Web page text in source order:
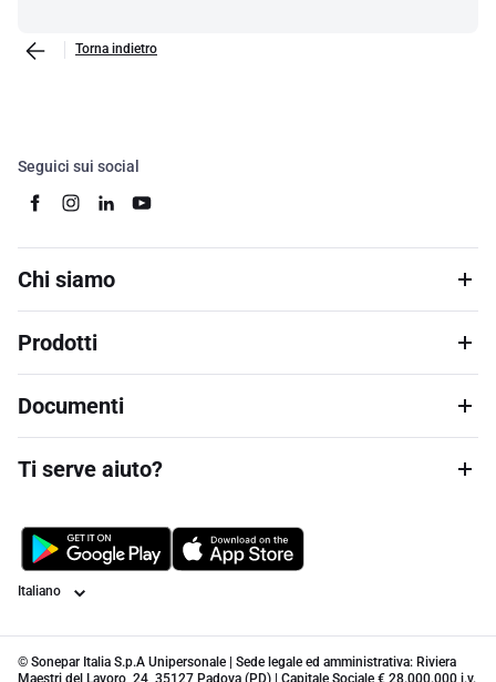
Torna indietro
Seguici sui social
Chi siamo
Prodotti
Documenti
Ti serve aiuto?
Lingua
© Sonepar Italia S.p.A Unipersonale | Sede legale ed amministrativa: Riviera
Maestri del Lavoro, 24, 35127 Padova (PD) | Capitale Sociale € 28.000.000 i.v.